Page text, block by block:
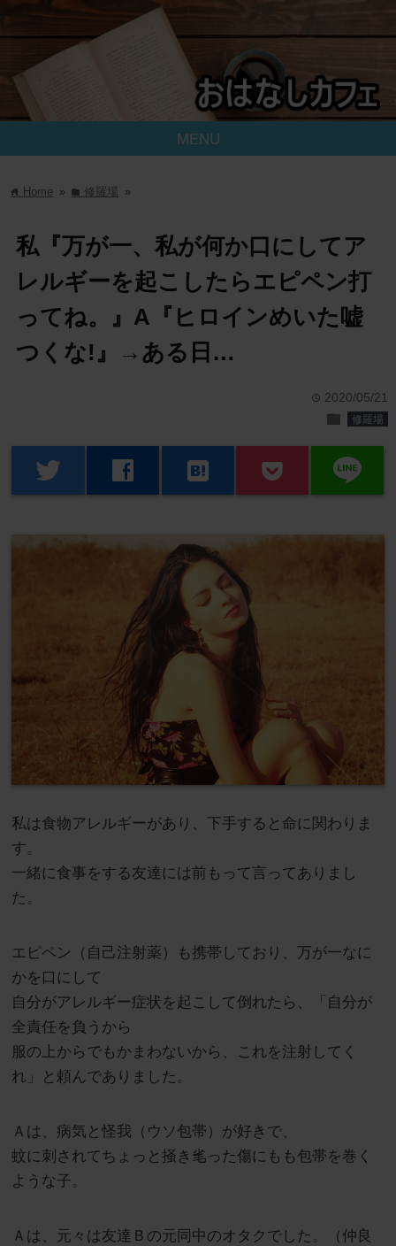
MENU
home Home » folder修羅場 »
私『万が一、私が何か口にしてア
レルギーを起こしたらエピペン打
ってね。』A『ヒロインめいた嘘
つくな!』→ある日…
time 2020/05/21
folder 修羅場
twitter facebook hatenabookmark line
私は食物アレルギーがあり、下手すると命に関わりま
す。
一緒に食事をする友達には前もって言ってありまし
た。
エピペン（自己注射薬）も携帯しており、万が一なに
かを口にして
自分がアレルギー症状を起こして倒れたら、「自分が
全責任を負うから
服の上からでもかまわないから、これを注射してく
れ」と頼んでありました。
Ａは、病気と怪我（ウソ包帯）が好きで、
蚊に刺されてちょっと掻き毟った傷にもも包帯を巻く
ような子。
Ａは、元々は友達Ｂの元同中のオタクでした。（仲良